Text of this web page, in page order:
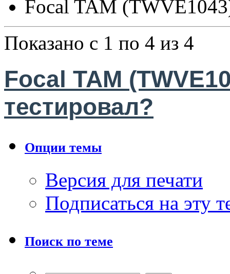
Focal TAM
Показано с 1 по 4 из 4
Focal TAM
тестировал?
Опции темы
Версия для печати
Подписаться на эту
Поиск по теме